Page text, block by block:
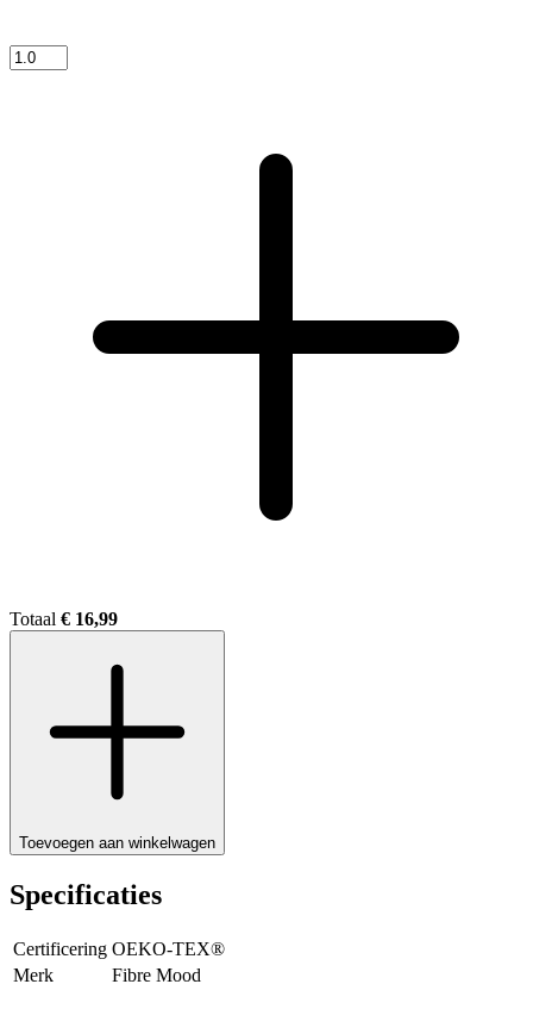
Totaal € 16,99
Toevoegen aan winkelwagen
Specificaties
Certificering OEKO-TEX®
Merk
Fibre Mood